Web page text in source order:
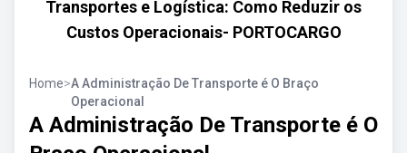
Transportes e Logística: Como Reduzir os
Custos Operacionais- PORTOCARGO
Home>A Administração De Transporte é O Braço
Operacional
A Administração De Transporte é O